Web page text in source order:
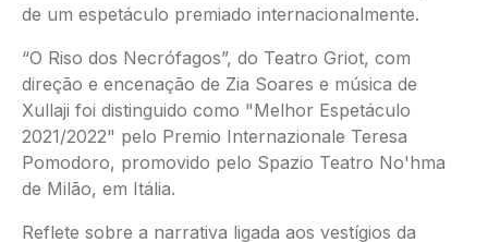
de um espetáculo premiado internacionalmente.
“O Riso dos Necrófagos”, do Teatro Griot, com
direção e encenação de Zia Soares e música de
Xullaji foi distinguido como "Melhor Espetáculo
2021/2022" pelo Premio Internazionale Teresa
Pomodoro, promovido pelo Spazio Teatro No'hma
de Milão, em Itália.
Reflete sobre a narrativa ligada aos vestígios da